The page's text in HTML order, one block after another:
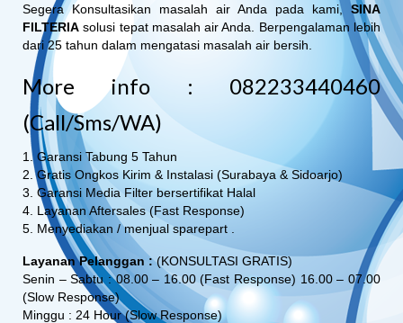
Segera Konsultasikan masalah air Anda pada kami, SINA
FILTERIA solusi tepat masalah air Anda. Berpengalaman lebih
dari 25 tahun dalam mengatasi masalah air bersih.
More info : 082233440460
(Call/Sms/WA)
1. Garansi Tabung 5 Tahun
2. Gratis Ongkos Kirim & Instalasi (Surabaya & Sidoarjo)
3. Garansi Media Filter bersertifikat Halal
4. Layanan Aftersales (Fast Response)
5. Menyediakan / menjual sparepart .
Layanan Pelanggan :(KONSULTASI GRATIS)
Senin – Sabtu : 08.00 – 16.00 (Fast Response) 16.00 – 07.00
(Slow Response)
Minggu : 24 Hour (Slow Response)